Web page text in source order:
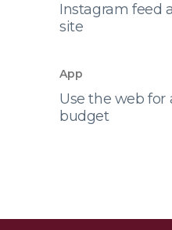
Instagram feed
site
App
Use the web for
budget